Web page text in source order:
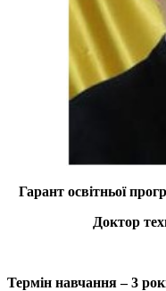
Гарант освітньої
Доктор
Термін навчання – 3